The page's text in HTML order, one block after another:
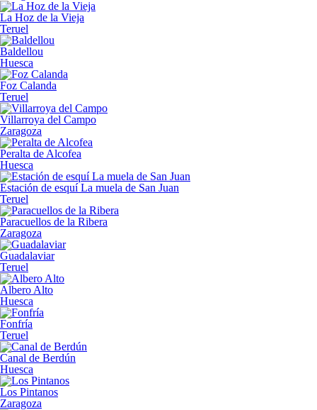
La Hoz de la Vieja
Teruel
Baldellou
Huesca
Foz Calanda
Teruel
Villarroya del Campo
Zaragoza
Peralta de Alcofea
Huesca
Estación de esquí La muela de San Juan
Teruel
Paracuellos de la Ribera
Zaragoza
Guadalaviar
Teruel
Albero Alto
Huesca
Fonfría
Teruel
Canal de Berdún
Huesca
Los Pintanos
Zaragoza